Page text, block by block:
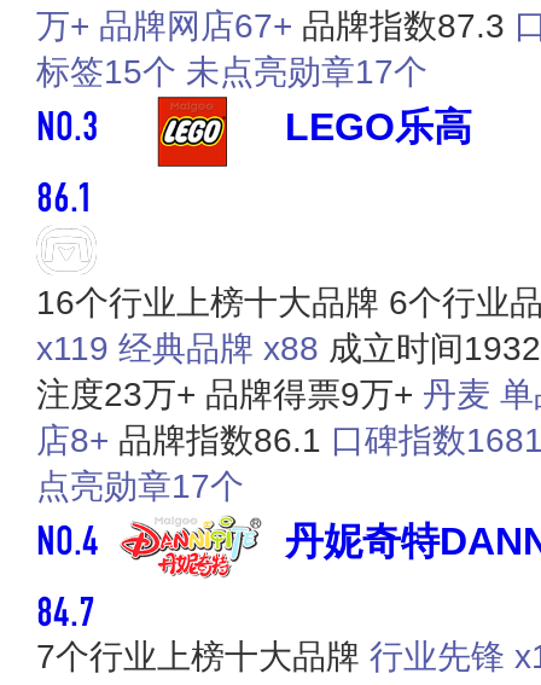
万+ 品牌网店67+ 品牌指数87.3
标签15个 未点亮勋章17个
NO.3 LEGO乐高
86.1
16个行业上榜十大品牌 6个行业
x119 经典品牌 x88 成立时间
注度23万+ 品牌得票9万+ 丹麦 单
店8+ 品牌指数86.1 口碑指数
点亮勋章17个
NO.4 丹妮奇特
84.7
7个行业上榜十大品牌 行业先锋